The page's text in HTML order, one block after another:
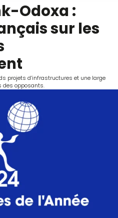
Odoxa :
sur les
projets d’infrastructures et une large
des opposants.